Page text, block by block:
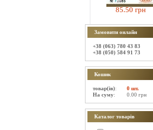
85.50 грн
Замовити онлайн
+38 (063) 780 43 83
+38 (050) 584 91 73
Кошик
товар(ів):
0 шт.
На суму: 0.00 грн
Каталог товарів